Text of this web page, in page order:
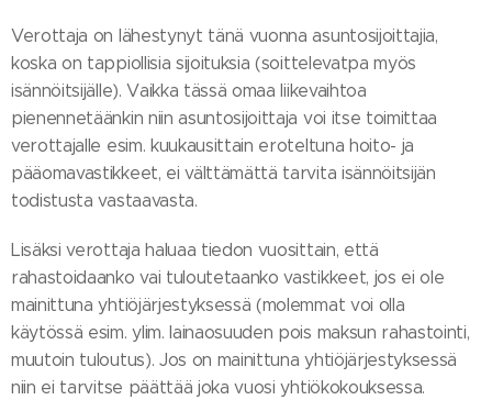
Verottaja on lähestynyt tänä vuonna asuntosijoittajia,
koska on tappiollisia sijoituksia (soittelevatpa myös
isännöitsijälle). Vaikka tässä omaa liikevaihtoa
pienennetäänkin niin asuntosijoittaja voi itse toimittaa
verottajalle esim. kuukausittain eroteltuna hoito- ja
pääomavastikkeet, ei välttämättä tarvita isännöitsijän
todistusta vastaavasta.
Lisäksi verottaja haluaa tiedon vuosittain, että
rahastoidaanko vai tuloutetaanko vastikkeet, jos ei ole
mainittuna yhtiöjärjestyksessä (molemmat voi olla
käytössä esim. ylim. lainaosuuden pois maksun rahastointi,
muutoin tuloutus). Jos on mainittuna yhtiöjärjestyksessä
niin ei tarvitse päättää joka vuosi yhtiökokouksessa.